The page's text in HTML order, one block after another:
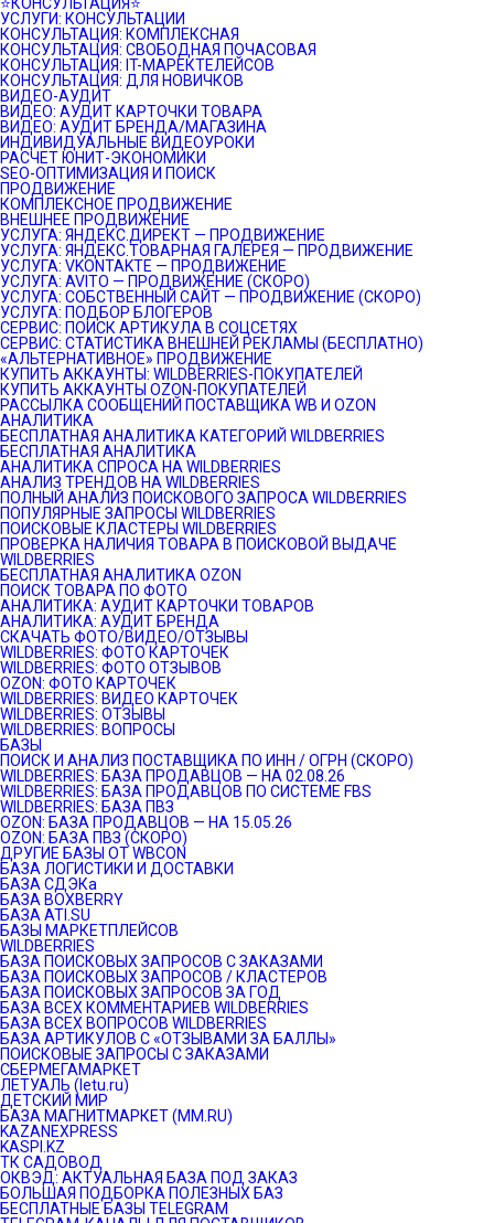
УСЛУГИ: КОНСУЛЬТАЦИИ
КОНСУЛЬТАЦИЯ: КОМПЛЕКСНАЯ
КОНСУЛЬТАЦИЯ: СВОБОДНАЯ ПОЧАСОВАЯ
КОНСУЛЬТАЦИЯ: IT-МАРЕКТЕЛЕЙСОВ
КОНСУЛЬТАЦИЯ: ДЛЯ НОВИЧКОВ
ВИДЕО-АУДИТ
ВИДЕО: АУДИТ КАРТОЧКИ ТОВАРА
ВИДЕО: АУДИТ БРЕНДА/МАГАЗИНА
ИНДИВИДУАЛЬНЫЕ ВИДЕОУРОКИ
РАСЧЕТ ЮНИТ-ЭКОНОМИКИ
SEO-ОПТИМИЗАЦИЯ И ПОИСК
ПРОДВИЖЕНИЕ
КОМПЛЕКСНОЕ ПРОДВИЖЕНИЕ
ВНЕШНЕЕ ПРОДВИЖЕНИЕ
УСЛУГА: ЯНДЕКС.ДИРЕКТ — ПРОДВИЖЕНИЕ
УСЛУГА: ЯНДЕКС.ТОВАРНАЯ ГАЛЕРЕЯ — ПРОДВИЖЕНИЕ
УСЛУГА: VKONTAKTE — ПРОДВИЖЕНИЕ
УСЛУГА: AVITO — ПРОДВИЖЕНИЕ (СКОРО)
УСЛУГА: СОБСТВЕННЫЙ САЙТ — ПРОДВИЖЕНИЕ (СКОРО)
УСЛУГА: ПОДБОР БЛОГЕРОВ
СЕРВИС: ПОИСК АРТИКУЛА В СОЦСЕТЯХ
СЕРВИС: СТАТИСТИКА ВНЕШНЕЙ РЕКЛАМЫ (БЕСПЛАТНО)
«АЛЬТЕРНАТИВНОЕ» ПРОДВИЖЕНИЕ
КУПИТЬ АККАУНТЫ: WILDBERRIES-ПОКУПАТЕЛЕЙ
КУПИТЬ АККАУНТЫ OZON-ПОКУПАТЕЛЕЙ
РАССЫЛКА СООБЩЕНИЙ ПОСТАВЩИКА WB И OZON
АНАЛИТИКА
БЕСПЛАТНАЯ АНАЛИТИКА КАТЕГОРИЙ WILDBERRIES
БЕСПЛАТНАЯ АНАЛИТИКА
АНАЛИТИКА СПРОСА НА WILDBERRIES
АНАЛИЗ ТРЕНДОВ НА WILDBERRIES
ПОЛНЫЙ АНАЛИЗ ПОИСКОВОГО ЗАПРОСА WILDBERRIES
ПОПУЛЯРНЫЕ ЗАПРОСЫ WILDBERRIES
ПОИСКОВЫЕ КЛАСТЕРЫ WILDBERRIES
ПРОВЕРКА НАЛИЧИЯ ТОВАРА В ПОИСКОВОЙ ВЫДАЧЕ
WILDBERRIES
БЕСПЛАТНАЯ АНАЛИТИКА OZON
ПОИСК ТОВАРА ПО ФОТО
АНАЛИТИКА: АУДИТ КАРТОЧКИ ТОВАРОВ
АНАЛИТИКА: АУДИТ БРЕНДА
СКАЧАТЬ ФОТО/ВИДЕО/ОТЗЫВЫ
WILDBERRIES: ФОТО КАРТОЧЕК
WILDBERRIES: ФОТО ОТЗЫВОВ
OZON: ФОТО КАРТОЧЕК
WILDBERRIES: ВИДЕО КАРТОЧЕК
WILDBERRIES: ОТЗЫВЫ
WILDBERRIES: ВОПРОСЫ
БАЗЫ
ПОИСК И АНАЛИЗ ПОСТАВЩИКА ПО ИНН / ОГРН (СКОРО)
WILDBERRIES: БАЗА ПРОДАВЦОВ — НА 02.08.26
WILDBERRIES: БАЗА ПРОДАВЦОВ ПО СИСТЕМЕ FBS
WILDBERRIES: БАЗА ПВЗ
OZON: БАЗА ПРОДАВЦОВ — НА 15.05.26
OZON: БАЗА ПВЗ (СКОРО)
ДРУГИЕ БАЗЫ ОТ WBCON
БАЗА ЛОГИСТИКИ И ДОСТАВКИ
БАЗА СДЭКа
БАЗА BOXBERRY
БАЗА ATI.SU
БАЗЫ МАРКЕТПЛЕЙСОВ
WILDBERRIES
БАЗА ПОИСКОВЫХ ЗАПРОСОВ С ЗАКАЗАМИ
БАЗА ПОИСКОВЫХ ЗАПРОСОВ / КЛАСТЕРОВ
БАЗА ПОИСКОВЫХ ЗАПРОСОВ ЗА ГОД
БАЗА ВСЕХ КОММЕНТАРИЕВ WILDBERRIES
БАЗА ВСЕХ ВОПРОСОВ WILDBERRIES
БАЗА АРТИКУЛОВ С «ОТЗЫВАМИ ЗА БАЛЛЫ»
ПОИСКОВЫЕ ЗАПРОСЫ С ЗАКАЗАМИ
СБЕРМЕГАМАРКЕТ
ЛЕТУАЛЬ (letu.ru)
ДЕТСКИЙ МИР
БАЗА МАГНИТМАРКЕТ (MM.RU)
KAZANEXPRESS
KASPI.KZ
ТК САДОВОД
ОКВЭД: АКТУАЛЬНАЯ БАЗА ПОД ЗАКАЗ
БОЛЬШАЯ ПОДБОРКА ПОЛЕЗНЫХ БАЗ
БЕСПЛАТНЫЕ БАЗЫ TELEGRAM